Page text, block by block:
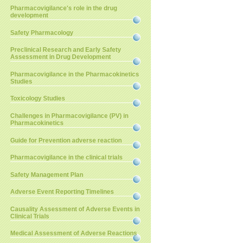
Pharmacovigilance's role in the drug
development
Safety Pharmacology
Preclinical Research and Early Safety
Assessment in Drug Development
Pharmacovigilance in the Pharmacokinetics
Studies
Toxicology Studies
Challenges in Pharmacovigilance (PV) in
Pharmacokinetics
Guide for Prevention adverse reaction
Pharmacovigilance in the clinical trials
Safety Management Plan
Adverse Event Reporting Timelines
Causality Assessment of Adverse Events in
Clinical Trials
Medical Assessment of Adverse Reactions